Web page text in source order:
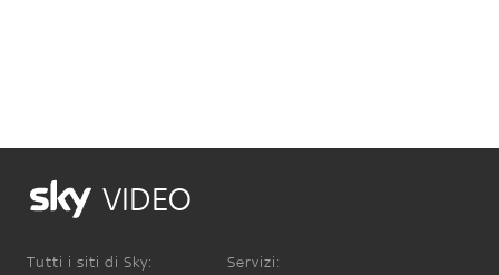
VIDEO
Tutti i siti di Sky: Servizi: